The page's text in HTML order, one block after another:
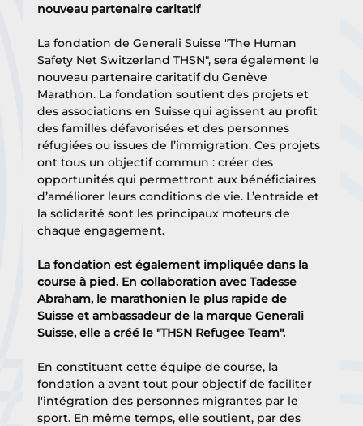
nouveau partenaire caritatif
La fondation de Generali Suisse "The Human
Safety Net Switzerland THSN", sera également le
nouveau partenaire caritatif du Genève
Marathon. La fondation soutient des projets et
des associations en Suisse qui agissent au profit
des familles défavorisées et des personnes
réfugiées ou issues de l’immigration. Ces projets
ont tous un objectif commun : créer des
opportunités qui permettront aux bénéficiaires
d’améliorer leurs conditions de vie. L’entraide et
la solidarité sont les principaux moteurs de
chaque engagement.
La fondation est également impliquée dans la
course à pied. En collaboration avec Tadesse
Abraham, le marathonien le plus rapide de
Suisse et ambassadeur de la marque Generali
Suisse, elle a créé le "THSN Refugee Team".
En constituant cette équipe de course, la
fondation a avant tout pour objectif de faciliter
l'intégration des personnes migrantes par le
sport. En même temps, elle soutient, par des